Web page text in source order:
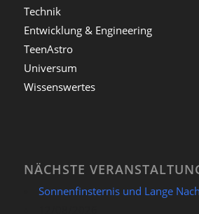
Technik
Entwicklung & Engineering
TeenAstro
Universum
Wissenswertes
NÄCHSTE
Sonnenfinsternis und Lange